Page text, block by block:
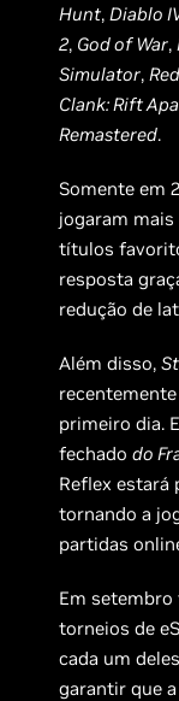
Hunt, Diablo
2, God of War,
Simulator,
Clank: Rift
Remastered.
Somente em
jogaram mais
títulos
resposta
redução de
Além disso,
primeiro dia.
fechadodo
Reflex estará
tornando a
partidas
Em
torneios de
cada um
garantir que